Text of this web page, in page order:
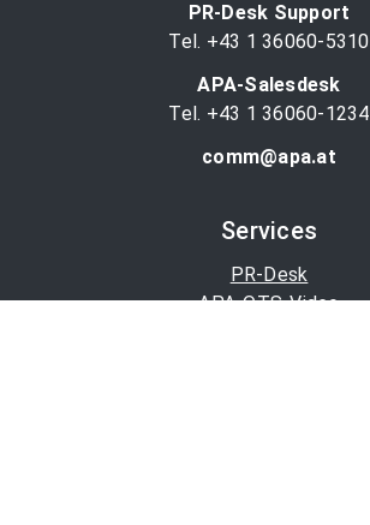
PR-Desk Support
Tel. +43 1 36060-5310
APA-Salesdesk
Tel. +43 1 36060-1234
comm@apa.at
Services
PR-Desk
APA-OTS-Video